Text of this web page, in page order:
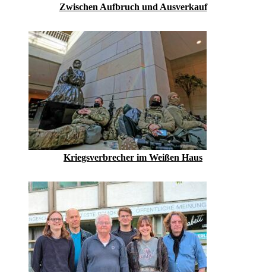
Zwischen Aufbruch und Ausverkauf
Kriegsverbrecher im Weißen Haus